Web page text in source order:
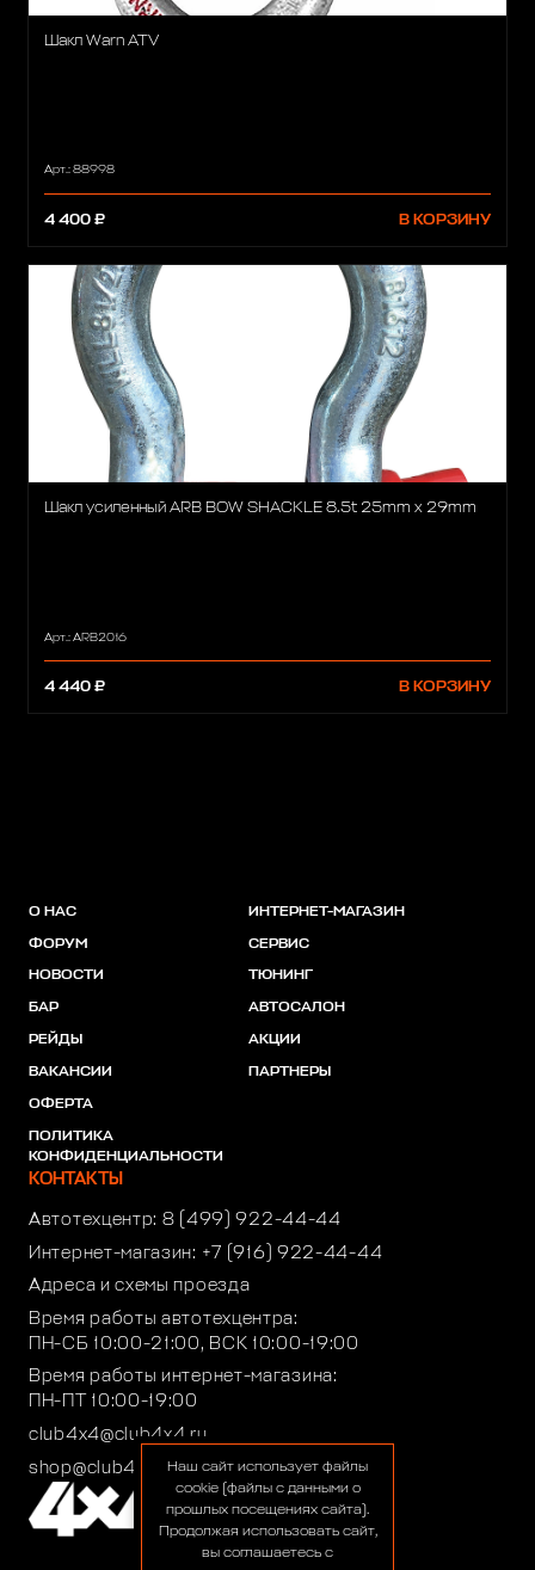
Шакл Warn ATV
Арт.: 88998
4 400 ₽ В КОРЗИНУ
Шакл усиленный ARB BOW SHACKLE 8.5t 25mm x 29mm
Арт.: ARB2016
4 440 ₽ В КОРЗИНУ
О НАС
ФОРУМ
НОВОСТИ
БАР
РЕЙДЫ
ВАКАНСИИ
ОФЕРТА
ПОЛИТИКА
КОНФИДЕНЦИАЛЬНОСТИ
ИНТЕРНЕТ-МАГАЗИН
СЕРВИС
ТЮНИНГ
АВТОСАЛОН
АКЦИИ
ПАРТНЕРЫ
КОНТАКТЫ
Автотехцентр: 8 (499) 922-44-44
Интернет-магазин: +7 (916) 922-44-44
Адреса и схемы проезда
Время работы автотехцентра:
ПН-СБ 10:00-21:00, ВСК 10:00-19:00
Время работы интернет-магазина:
ПН-ПТ 10:00-19:00
club4x4@club4x4.ru
shop@club4x4.ruНаш сайт использует файлы
cookie (файлы с данными о
прошлых посещениях сайта).
Продолжая использовать сайт,
вы соглашаетесь с